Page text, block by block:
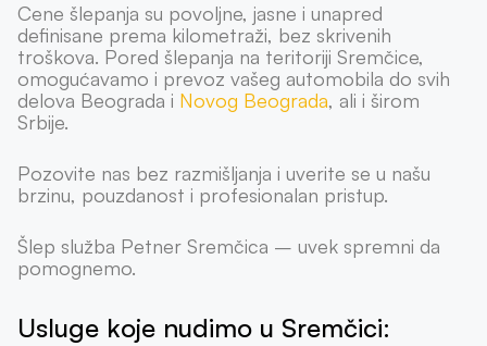
Cene šlepanja su povoljne, jasne i unapred
definisane prema kilometraži, bez skrivenih
troškova. Pored šlepanja na teritoriji Sremčice,
omogućavamo i prevoz vašeg automobila do svih
delova Beograda i Novog Beograda, ali i širom
Srbije.
Pozovite nas bez razmišljanja i uverite se u našu
brzinu, pouzdanost i profesionalan pristup.
Šlep služba Petner Sremčica – uvek spremni da
pomognemo.
Usluge koje nudimo u Sremčici: